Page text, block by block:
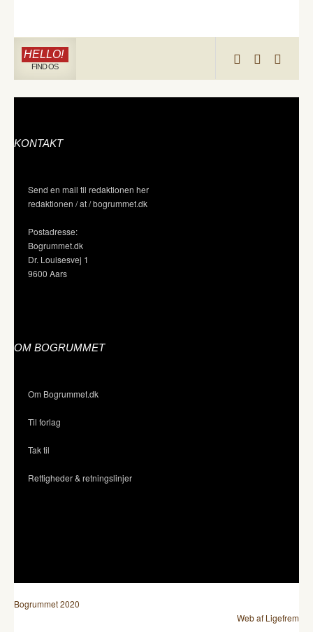
HELLO!
FIND OS
KONTAKT
Send en mail til redaktionen her
redaktionen / at / bogrummet.dk
Postadresse:
Bogrummet.dk
Dr. Louisesvej 1
9600 Aars
OM BOGRUMMET
Om Bogrummet.dk
Til forlag
Tak til
Rettigheder & retningslinjer
Bogrummet 2020
Web af Ligefrem